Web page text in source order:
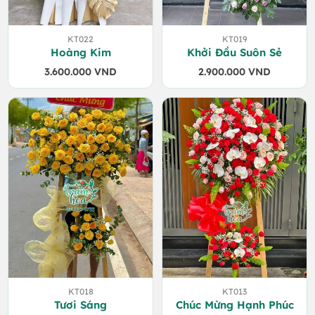
KT022
Hoàng Kim
3.600.000 VND
KT019
Khởi Đầu Suôn Sẻ
2.900.000 VND
KT018
Tươi Sáng
KT013
Chúc Mừng Hạnh Phúc